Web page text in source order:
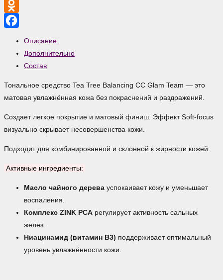
VK
Odnoklassniki
Описание
Дополнительно
Состав
Тональное средство Tea Tree Balancing CC Glam Team — это
матовая увлажнённая кожа без покраснений и раздражений.
Создает легкое покрытие и матовый финиш. Эффект Soft-focus
визуально скрывает несовершенства кожи.
Подходит для комбинированной и склонной к жирности кожей.
Активные ингредиенты:
Масло чайного дерева успокаивает кожу и уменьшает
воспаления.
Комплекс ZINK PCA регулирует активность сальных
желез.
Ниацинамид (витамин В3) поддерживает оптимальный
уровень увлажнённости кожи.